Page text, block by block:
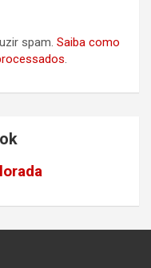
spam. Saiba como
.